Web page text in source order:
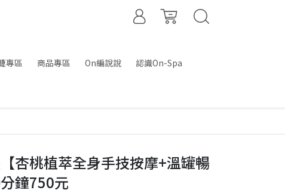
專區 商品專區 On編說說 認識On-Spa
杏桃植萃全身手技按摩+溫罐暢
鐘750元